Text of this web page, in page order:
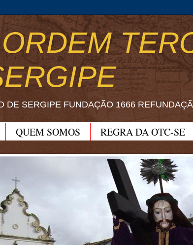
DE SERGIPE FUNDAÇÃO 1666
QUEM SOMOS REGRA DA OTC-SE